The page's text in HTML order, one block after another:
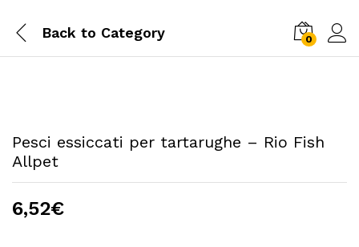
Back to Category 0
Pesci essiccati per tartarughe – Rio Fish
Allpet
6,52€